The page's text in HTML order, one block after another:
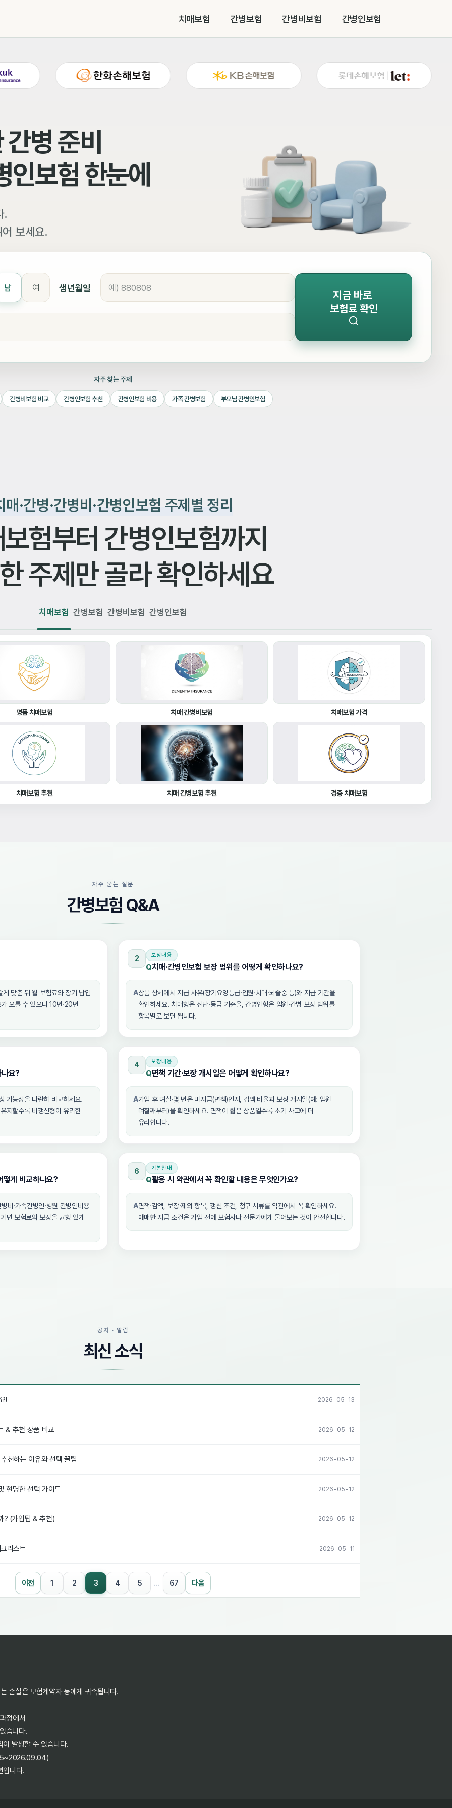
치매보험 간병보험 간병비보험 간병인보험
병 준비
인보험 한눈에
.
보세요.
남 여 생년월일
지금 바로
보험료 확인
자주 찾는 주제
간병비보험 비교 간병인보험 추천 간병인보험 비용 가족 간병보험 부모님 간병인보험
매·간병·간병비·간병인보험 주제별 정리
험부터 간병인보험까지
주제만 골라 확인하세요
치매보험 간병보험 간병비보험 간병인보험
명품 치매보험 치매 간병비보험 치매보험 가격
치매보험 추천 치매 간병보험 추천 경증 치매보험
자주 묻는 질문
간병보험 Q&A
게 맞춘 뒤 월 보험료와 장기 납입
오를 수 있으니 10년·20년
2 보장내용
Q치매·간병인보험 보장 범위를 어떻게 확인하나요?
A상품 상세에서 지급 사유(장기요양등급·입원·치매·뇌졸중 등)와 지급 기간을
확인하세요. 치매형은 진단·등급 기준을, 간병인형은 입원·간병 보장 범위를
항목별로 보면 됩니다.
나요?
가능성을 나란히 비교하세요.
지할수록 비갱신형이 유리한
4 보장내용
Q면책 기간·보장 개시일은 어떻게 확인하나요?
A가입 후 며칠·몇 년은 미지급(면책)인지, 감액 비율과 보장 개시일(예: 입원
며칠째부터)을 확인하세요. 면책이 짧은 상품일수록 초기 사고에 더
유리합니다.
떻게 비교하나요?
비·가족간병인·병원 간병인비용
면 보험료와 보장을 균형 있게
6 기본안내
Q활용 시 약관에서 꼭 확인할 내용은 무엇인가요?
A면책·감액, 보장·제외 항목, 갱신 조건, 청구 서류를 약관에서 꼭 확인하세요.
애매한 지급 조건은 가입 전에 보험사나 전문가에게 물어보는 것이 안전합니다.
공지 · 알림
최신 소식
2026-05-13
!
2026-05-12
& 추천 상품 비교
2026-05-12
천하는 이유와 선택 꿀팁
2026-05-12
현명한 선택 가이드
2026-05-12
? (가입팁 & 추천)
2026-05-11
리스트
이전 1 2 3 4 5 … 67 다음
손실은 보험계약자 등에게 귀속됩니다.
정에서
습니다.
발생할 수 있습니다.
입니다.